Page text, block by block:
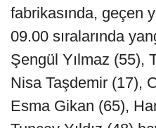
fabrikasında, geçen
09.00 sıralarında
Şengül Yılmaz (55),
Nisa Taşdemir (17),
Esma Gikan (65),